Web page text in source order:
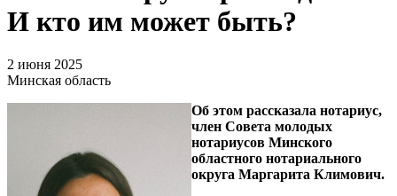
И кто им может быть?
2 июня 2025
Минская область
Об этом рассказала нотариус,
член Совета молодых
нотариусов Минского
областного нотариального
округа Маргарита Климович.